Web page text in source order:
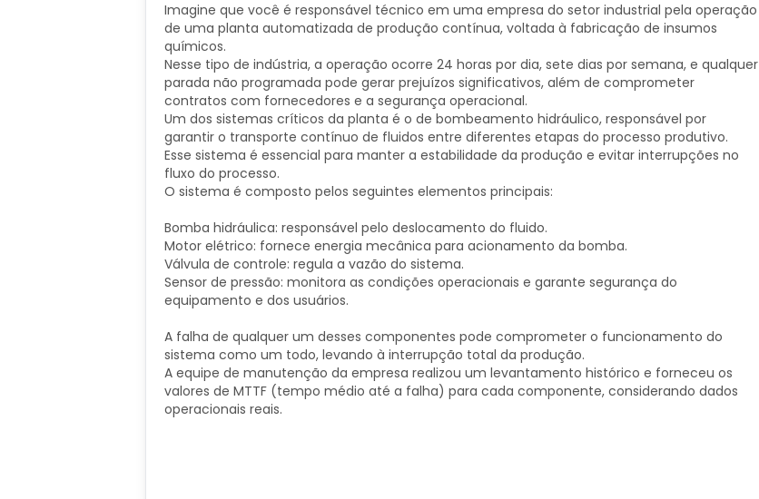
Imagine que você é responsável técnico em uma empresa do setor industrial pela operação
de uma planta automatizada de produção contínua, voltada à fabricação de insumos
químicos.
Nesse tipo de indústria, a operação ocorre 24 horas por dia, sete dias por semana, e qualquer
parada não programada pode gerar prejuízos significativos, além de comprometer
contratos com fornecedores e a segurança operacional.
Um dos sistemas críticos da planta é o de bombeamento hidráulico, responsável por
garantir o transporte contínuo de fluidos entre diferentes etapas do processo produtivo.
Esse sistema é essencial para manter a estabilidade da produção e evitar interrupções no
fluxo do processo.
O sistema é composto pelos seguintes elementos principais:
Bomba hidráulica: responsável pelo deslocamento do fluido.
Motor elétrico: fornece energia mecânica para acionamento da bomba.
Válvula de controle: regula a vazão do sistema.
Sensor de pressão: monitora as condições operacionais e garante segurança do
equipamento e dos usuários.
A falha de qualquer um desses componentes pode comprometer o funcionamento do
sistema como um todo, levando à interrupção total da produção.
A equipe de manutenção da empresa realizou um levantamento histórico e forneceu os
valores de MTTF (tempo médio até a falha) para cada componente, considerando dados
operacionais reais.